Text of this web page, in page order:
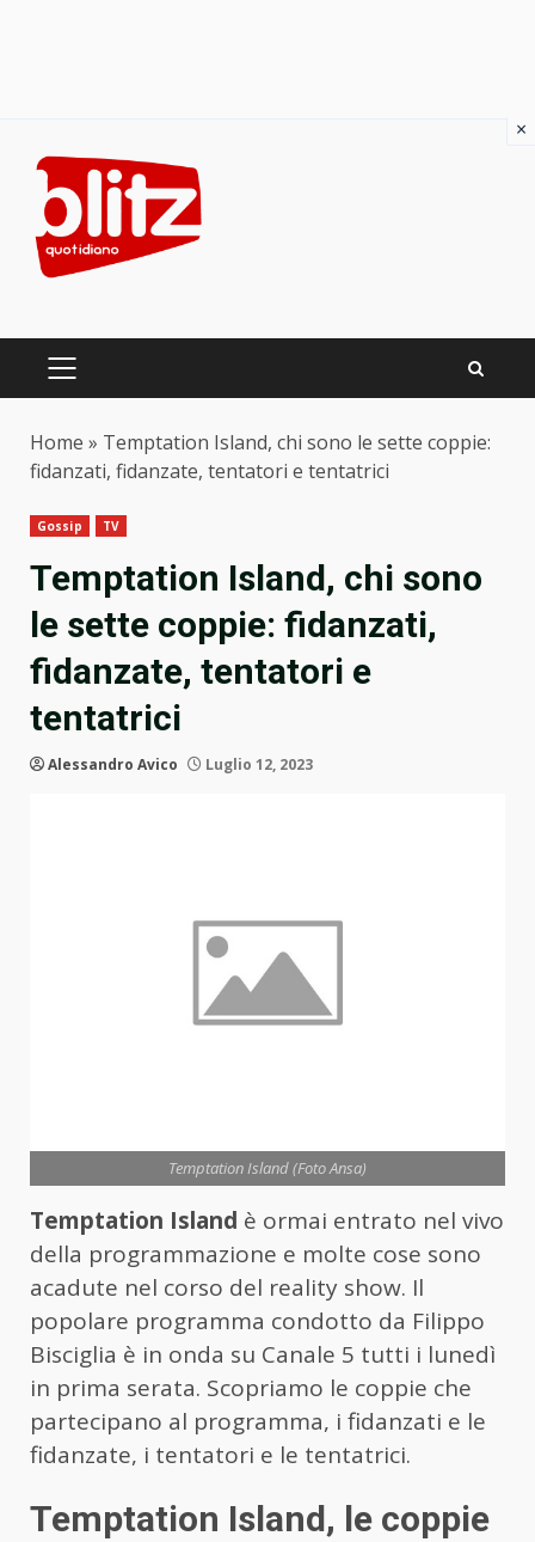
content
PRIMARY
Home » Temptation Island, chi sono le sette coppie:
fidanzati, fidanzate, tentatori e tentatrici
Gossip TV
Temptation Island, chi sono
le sette coppie: fidanzati,
fidanzate, tentatori e
tentatrici
Alessandro Avico Luglio 12, 2023
Temptation Island (Foto Ansa)
Temptation Island è ormai entrato nel vivo
della programmazione e molte cose sono
acadute nel corso del reality show. Il
popolare programma condotto da Filippo
Bisciglia è in onda su Canale 5 tutti i lunedì
in prima serata. Scopriamo le coppie che
partecipano al programma, i fidanzati e le
fidanzate, i tentatori e le tentatrici.
Temptation Island, le coppie
×